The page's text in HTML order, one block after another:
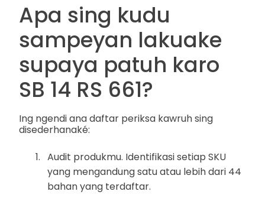
Apa sing kudu
sampeyan lakuake
supaya patuh karo
SB 14 RS 661?
Ing ngendi ana daftar periksa kawruh sing
disederhanaké:
Audit produkmu. Identifikasi setiap SKU
yang mengandung satu atau lebih dari 44
bahan yang terdaftar.